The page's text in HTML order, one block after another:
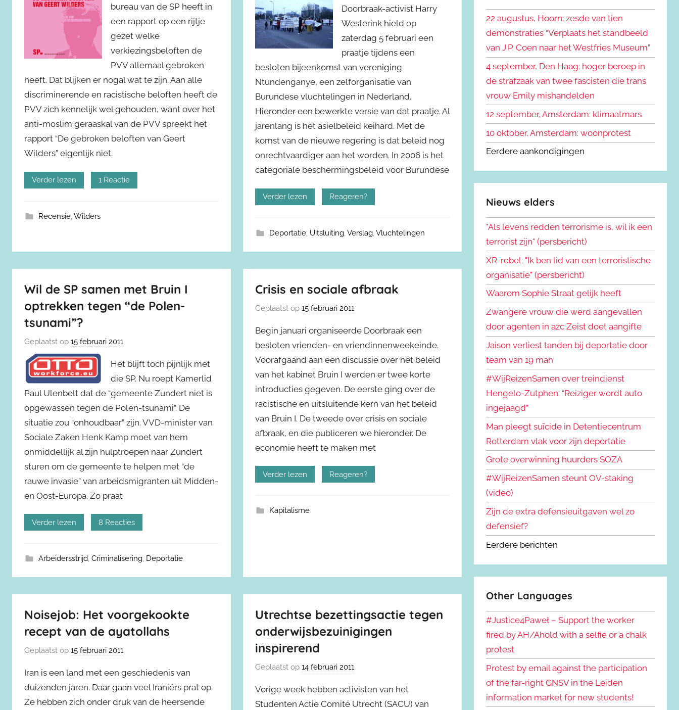
bureau van de SP heeft in
een rapport op een rijtje
gezet welke
verkiezingsbeloften de
PVV allemaal gebroken
heeft. Dat blijken er nogal wat te zijn. Aan alle
discriminerende en racistische beloften heeft de
PVV zich kennelijk wel gehouden, want over het
anti-moslim geraaskal van de PVV spreekt het
rapport “De gebroken beloften van Geert
Wilders” eigenlijk niet.
Verder lezen 1 Reactie
Recensie,Wilders
Doorbraak-activist Harry
Westerink hield op
zaterdag 5 februari een
praatje tijdens een
besloten bijeenkomst van vereniging
Ntundenganye, een zelforganisatie van
Burundese vluchtelingen in Nederland.
Hieronder een bewerkte versie van dat praatje. Al
jarenlang is het asielbeleid keihard. Met de
komst van de nieuwe regering is dat beleid nog
onrechtvaardiger aan het worden. In 2006 is het
categoriale beschermingsbeleid voor Burundese
Verder lezen Reageren?
Deportatie, Uitsluiting,Verslag,Vluchtelingen
Wil de SP samen met Bruin I
optrekken tegen “de Polen-
tsunami”?
Geplaatst op 15 februari 2011
Het blijft toch pijnlijk met
die SP. Nu roept Kamerlid
Paul Ulenbelt dat de “gemeente Zundert niet is
opgewassen tegen de Polen-tsunami”. De
situatie zou “onhoudbaar” zijn. VVD-minister van
Sociale Zaken Henk Kamp moet van hem
onmiddellijk al zijn hulptroepen naar Zundert
sturen om de gemeente te helpen met “de
rauwe invasie” van arbeidsmigranten uit Midden-
en Oost-Europa. Zo praat
Verder lezen 8 Reacties
Arbeidersstrijd, Criminalisering, Deportatie
Crisis en sociale afbraak
Geplaatst op15 februari 2011
Begin januari organiseerde Doorbraak een
besloten vrienden- en vriendinnenweekeinde.
Voorafgaand aan een discussie over het beleid
van het kabinet Bruin I werden er twee korte
introducties gegeven. De eerste ging over de
racistische en uitsluitende kern van het beleid
van Bruin I. De tweede over crisis en sociale
afbraak, en die publiceren we hieronder. De
economie heeft te maken met
Verder lezen Reageren?
Kapitalisme
Noisejob: Het voorgekookte
recept van de ayatollahs
Geplaatst op 15 februari 2011
Iran is een land met een geschiedenis van
duizenden jaren. Daar gaan veel Iraniërs prat op.
Ze hebben zich onder druk van de heersende
Utrechtse bezettingsactie tegen
onderwijsbezuinigingen
inspirerend
Geplaatst op14 februari 2011
Vorige week hebben activisten van het
Studenten Actie Comité Utrecht (SACU) van
n
a
a
r
:
n
22 augustus, Hoorn: zesde van tien
demonstraties “Verplaats het standbeeld
van J.P. Coen naar het Westfries Museum”
4 september, Den Haag: hoger beroep in
de strafzaak van twee fascisten die trans
vrouw Emily mishandelden
12 september, Amsterdam: klimaatmars
10 oktober, Amsterdam: woonprotest
Eerdere aankondigingen
Nieuws elders
"Als levens redden terrorisme is, wil ik een
terrorist zijn" (persbericht)
XR-rebel: "Ik ben lid van een terroristische
organisatie" (persbericht)
Waarom Sophie Straat gelijk heeft
Zwangere vrouw die werd aangevallen
door agenten in azc Zeist doet aangifte
Jaison verliest tanden bij deportatie door
team van 19 man
#WijReizenSamen over treindienst
Hengelo-Zutphen: “Reiziger wordt auto
ingejaagd”
Man pleegt suïcide in Detentiecentrum
Rotterdam vlak voor zijn deportatie
Grote overwinning huurders SOZA
#WijReizenSamen steunt OV-staking
(video)
Zijn de extra defensieuitgaven wel zo
defensief?
Eerdere berichten
Other Languages
#Justice4Paweł – Support the worker
fired by AH/Ahold with a selfie or a chalk
protest
Protest by email against the participation
of the far-right GNSV in the Leiden
information market for new students!